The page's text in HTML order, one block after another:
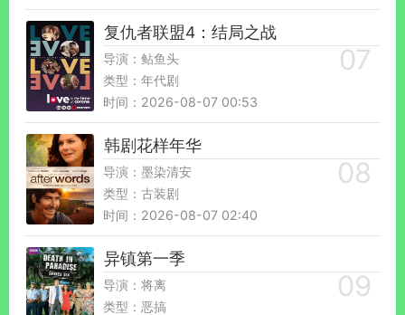
复仇者联盟4：结局之战
导演：鲇鱼头
类型：年代剧
时间：2026-08-07 00:53
韩剧花样年华
导演：墨染清安
类型：古装剧
时间：2026-08-07 02:40
异镇第一季
导演：将离
类型：恶搞